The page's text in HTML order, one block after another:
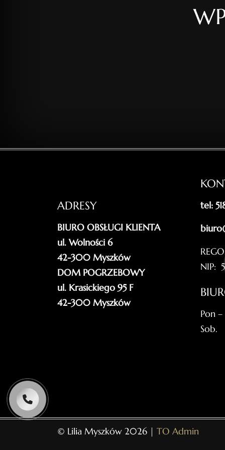
ADRESY
BIURO OBSŁUGI KLIENTA
ul. Wolności 6
42-300 Myszków
DOM POGRZEBOWY
ul. Krasickiego 95 F
42-300 Myszków
tel:
NIP:
Pon
© Lilia Myszków 2026 | TO Admin